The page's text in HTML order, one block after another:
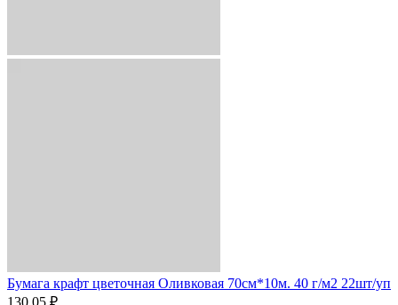
Бумага крафт цветочная Оливковая 70см*10м. 40 г/м2 22шт/уп
130.05 ₽